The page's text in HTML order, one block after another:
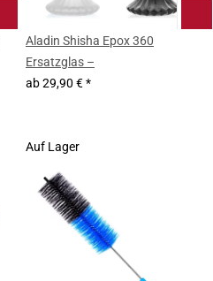
Aladin Shisha Epox 360
Ersatzglas –
ab29,90 €*
Auf Lager